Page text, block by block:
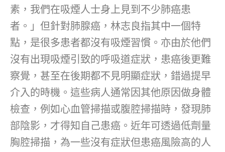
素，我們在吸煙人士身上見到不少肺癌患
者。」但針對肺腺癌，林志良指其中一個特
點，是很多患者都沒有吸煙習慣。亦由於他們
沒有出現吸煙引致的呼吸道症狀，患癌後更難
察覺，甚至在後期都不見明顯症狀，錯過提早
介入的時機。這些病人通常因其他原因做身體
檢查，例如心血管掃描或腹腔掃描時，發現肺
部陰影，才得知自己患癌。近年可透過低劑量
胸腔掃描，為一些沒有症狀但患癌風險高的人